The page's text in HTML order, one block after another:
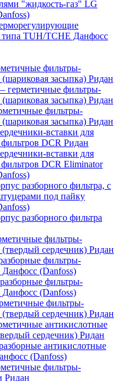
"жидкость-газ" LG
типа TUH/TCHE Данфосс
фильтры-
засыпка) Ридан
герметичные фильтры-
засыпка) Ридан
фильтры-
засыпка) Ридан
вставки для
DCR Ридан
вставки для
DCR Eliminator
разборного фильтра, с
под пайку
разборного фильтра
фильтры-
сердечник) Ридан
фильтры-
(Danfoss)
фильтры-
(Danfoss)
фильтры-
сердечник) Ридан
антикислотные
сердечник) Ридан
антикислотные
(Danfoss)
фильтры-
Ридан